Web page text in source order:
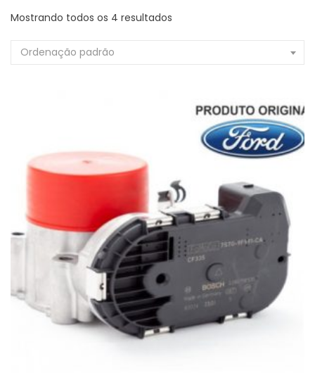
Mostrando todos os 4 resultados
Ordenação padrão